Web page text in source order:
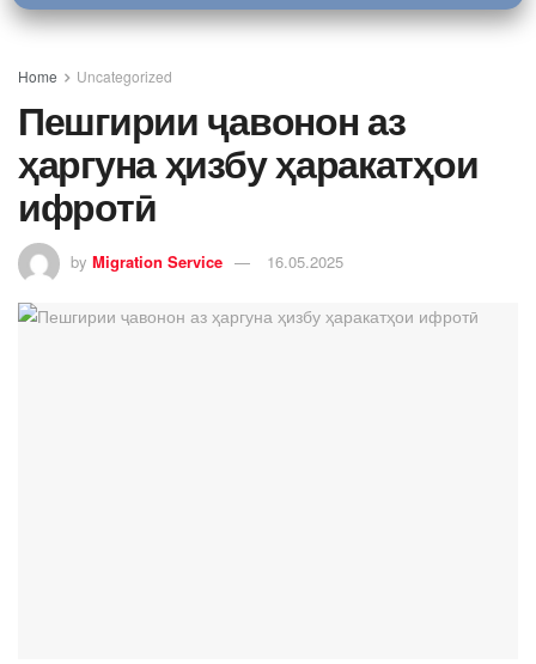
Home Uncategorized
Пешгирии ҷавонон аз
ҳаргуна ҳизбу ҳаракатҳои
ифротӣ
by Migration Service 16.05.2025